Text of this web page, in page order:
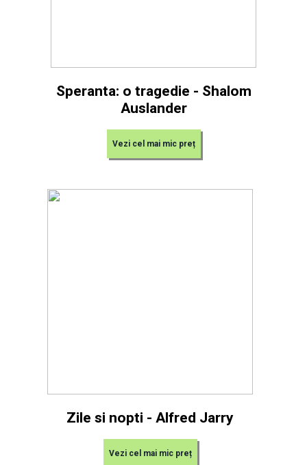
Speranta: o tragedie - Shalom
Auslander
Vezi cel mai mic preț
Zile si nopti - Alfred Jarry
Vezi cel mai mic preț